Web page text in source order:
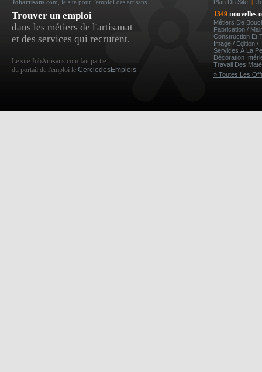
Jobartisans .com, le site pour l'emploi des artisans Plan Du Site |
Trouver un emploi
dans les métiers de l'artisanat
et des services qui recrutent.
Le site JobArtisans.com fait partie
du portail de l'emploi le CercledesEmplois
1349 nouvelles
Métiers De
Fabrication /
Construction Et
Image / Edition /
Services À La
Décoration
Travail Des
» Toutes Les